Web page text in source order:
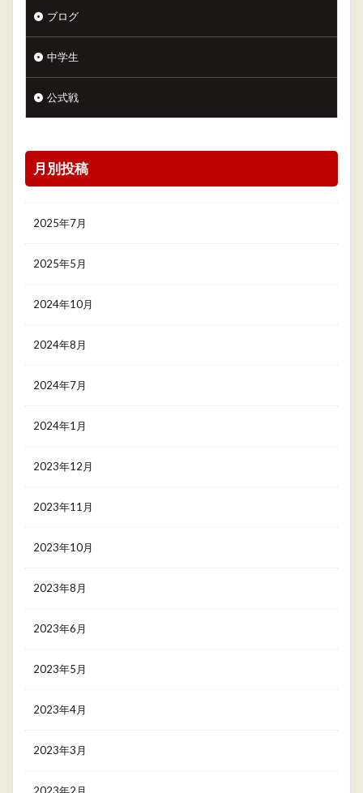
ブログ
中学生
公式戦
月別投稿
2025年7月
2025年5月
2024年10月
2024年8月
2024年7月
2024年1月
2023年12月
2023年11月
2023年10月
2023年8月
2023年6月
2023年5月
2023年4月
2023年3月
2023年2月